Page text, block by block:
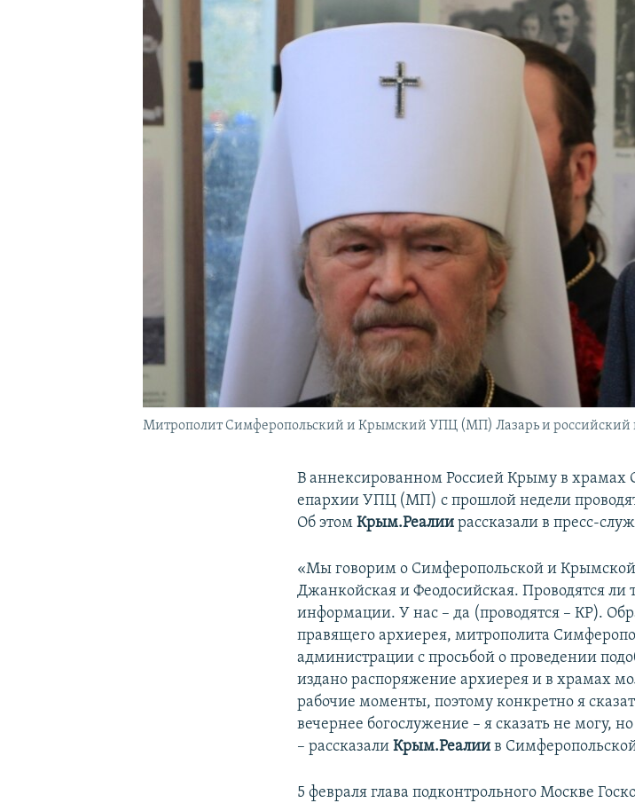
КРЫМ.НЕПОКОРЕННЫЙ
Митрополит Симферопольский и Крымский УПЦ (МП) Лазарь и российский
В аннексированном Россией Крыму в
епархии УПЦ (МП) с прошлой недели
Об этомКрым.Реалии рассказали в пресс-
«Мы говорим о Симферопольской и
Джанкойская и Феодосийская. Проводятся
информации. У нас – да (проводятся – КР).
правящего архиерея, митрополита
администрации с просьбой о проведении
издано распоряжение архиерея и в храмах
рабочие моменты, поэтому конкретно я
вечернее богослужение – я сказать не могу,
– рассказалиКрым.Реалии в
5 февраля глава подконтрольного Москве